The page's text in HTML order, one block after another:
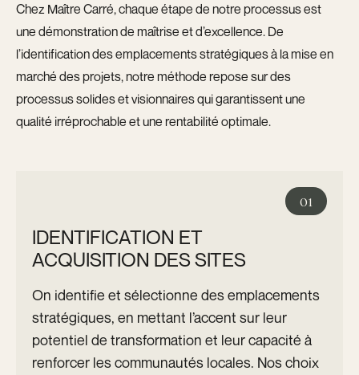
Chez Maître Carré, chaque étape de notre processus est
une démonstration de maîtrise et d’excellence. De
l’identification des emplacements stratégiques à la mise en
marché des projets, notre méthode repose sur des
processus solides et visionnaires qui garantissent une
qualité irréprochable et une rentabilité optimale.
IDENTIFICATION ET
ACQUISITION DES SITES
On identifie et sélectionne des emplacements
stratégiques, en mettant l’accent sur leur
potentiel de transformation et leur capacité à
renforcer les communautés locales. Nos choix
01